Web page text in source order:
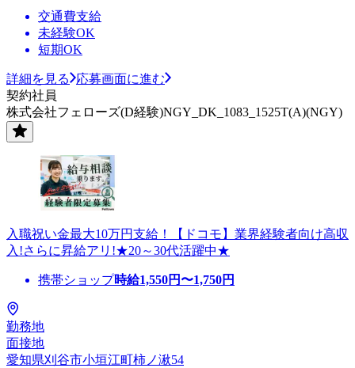
交通費支給
未経験OK
短期OK
詳細を見る
応募画面に進む
契約社員
株式会社フェローズ(D経験)NGY_DK_1083_1525T(A)(NGY)
入職祝い金最大10万円支給！【ドコモ】業界経験者向け高収
入!さらに昇給アリ!★20～30代活躍中★
携帯ショップ時給1,550円〜1,750円
勤務地
面接地
愛知県刈谷市小垣江町柿ノ湫54